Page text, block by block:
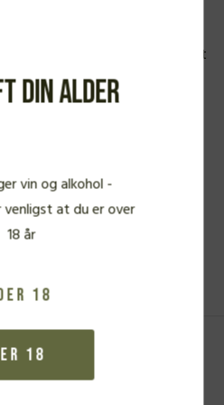
på hvordan vinene
gang intensitet og lethed, tilsat
Her er det kun områdets
der taler, gennem
Der anvendes kun store
til lagring af vinen.
vinbonde
din alder
vin og alkohol -
at du er over
18 år
18
18